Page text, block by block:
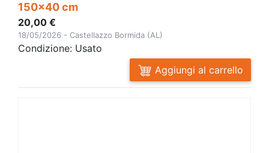
150x40 cm
20,00 €
18/05/2026 - Castellazzo Bormida (AL)
Condizione: Usato
Aggiungi al carrello